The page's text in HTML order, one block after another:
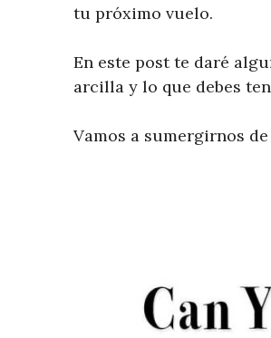
tu próximo vuelo.
En este post te daré
arcilla y lo que debes
Vamos a sumergirnos